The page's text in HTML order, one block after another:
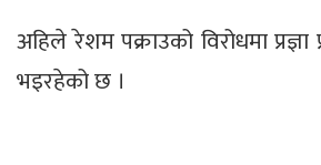
अहिले रेशम पक्राउको विरोधमा प्रज्ञा
भइरहेको छ ।